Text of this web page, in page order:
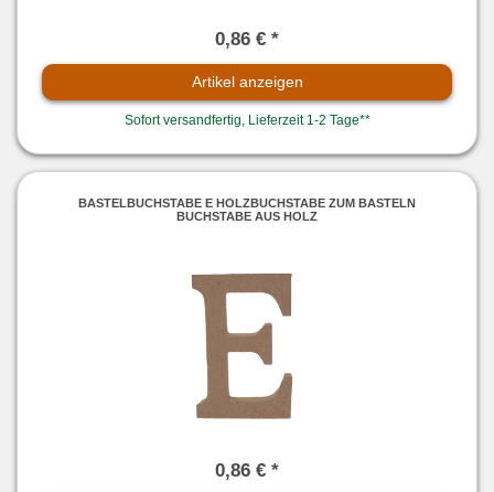
0,86 € *
Artikel anzeigen
Sofort versandfertig, Lieferzeit 1-2 Tage**
BASTELBUCHSTABE E HOLZBUCHSTABE ZUM BASTELN
BUCHSTABE AUS HOLZ
0,86 € *